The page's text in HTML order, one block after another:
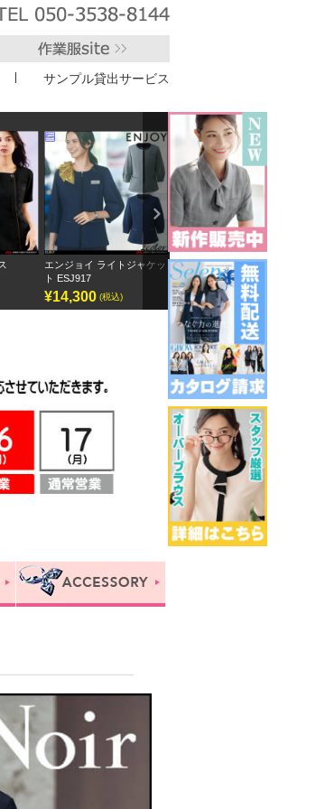
サンプル貸出サービス
ョイ ライトジャケッ
(税込)
ボンオフィス キュロット
¥9,295 (税込)
半袖オーバーブラ
GOBL-2602
¥12,155
Next